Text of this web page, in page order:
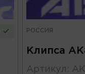
РОССИЯ
Клипса
Артикул :